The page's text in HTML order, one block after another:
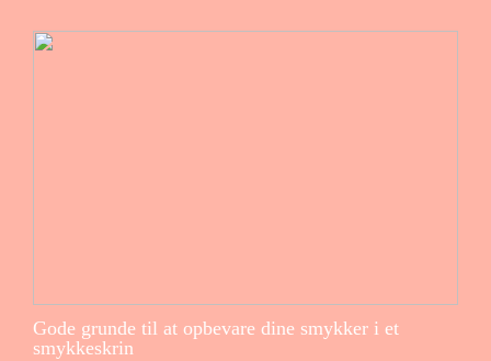
Gode grunde til at opbevare dine smykker i et
smykkeskrin